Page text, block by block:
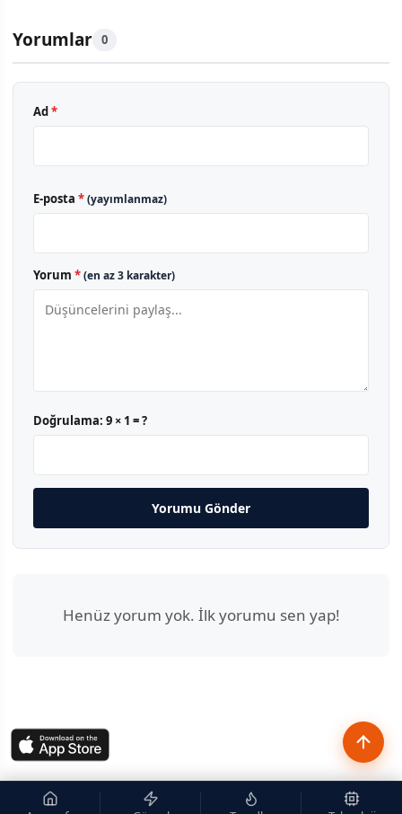
Yorumlar 0
Ad*
E-posta *(yayımlanmaz)
Yorum *(en az 3 karakter)
Doğrulama: 9 × 1 = ?
Yorumu Gönder
Henüz yorum yok. İlk yorumu sen yap!